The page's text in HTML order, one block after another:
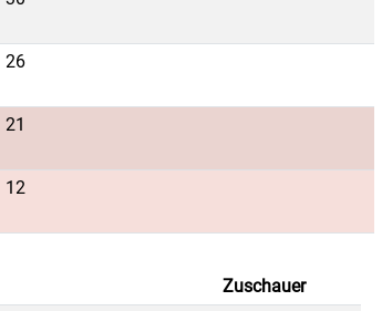
26
21
12
Zuschauer